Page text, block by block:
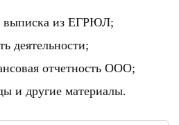
выписка из ЕГРЮЛ;
деятельности;
отчетность ООО;
и другие материалы.